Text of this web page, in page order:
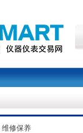
维修保养